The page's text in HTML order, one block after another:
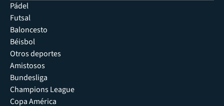
Pádel
Futsal
Baloncesto
Béisbol
Otros deportes
Amistosos
Bundesliga
Champions League
Copa América